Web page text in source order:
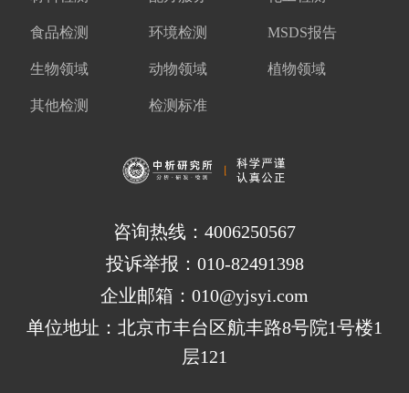
食品检测 环境检测 MSDS报告
生物领域 动物领域 植物领域
其他检测 检测标准
咨询热线：4006250567
投诉举报：010-82491398
企业邮箱：010@yjsyi.com
单位地址：北京市丰台区航丰路8号院1号楼1
层121